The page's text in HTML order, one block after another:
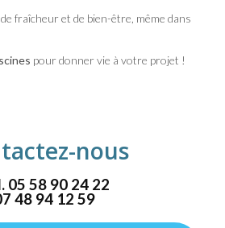
fraîcheur et de bien-être, même dans
pour donner vie à votre projet !
nous
05 58 90 24 22
48 94 12 59